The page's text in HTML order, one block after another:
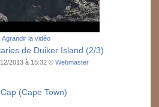
Agrandir la vidéo
de Duiker Island (2/3)
2013 à 15:32 © Webmaster
(Cape Town)